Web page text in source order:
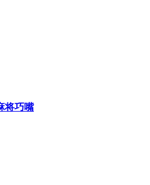
将巧嘴